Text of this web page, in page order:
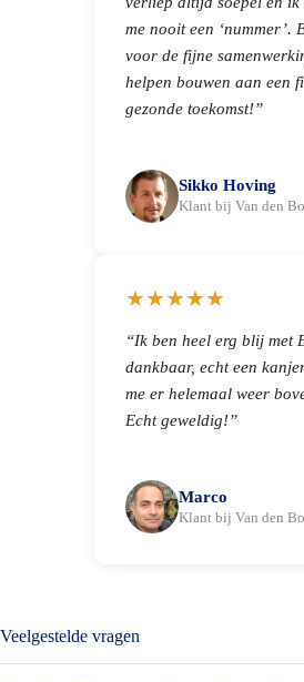
me nooit een ‘nummer’.
voor de fijne
helpen bouwen aan een
gezonde toekomst!”
Sikko Hoving
Klant bij Van den
★★★★★
“Ik ben heel erg blij met
dankbaar, echt een
me er helemaal weer
Echt geweldig!”
Marco
Klant bij Van den
Veelgestelde vragen